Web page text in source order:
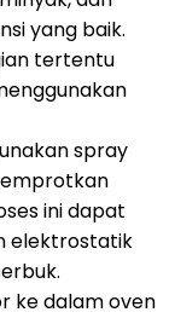
yang baik.
tertentu
spray
ini dapat
elektrostatik
ke dalam oven